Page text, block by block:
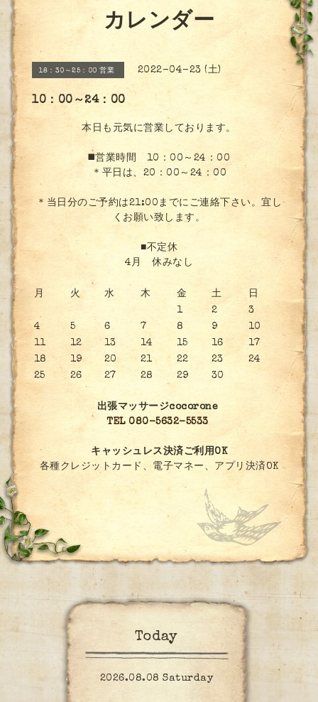
カレンダー
18：30～25：00 営業 2022-04-23 (土)
10：00～24：00
本日も元気に営業しております。
◼️営業時間 10：00～24：00
＊平日は、20：00～24：00
＊当日分のご予約は21:00までにご連絡下さい。宜し
くお願い致します。
■不定休
4月 休みなし
月 火 水 木 金 土
日
1
2
3
4
5 6 7 8 9
10
11
12 13 14 15 16
17
18
19 20 21 22 23
24
25
26 27 28 29 30
出張マッサージcocorone
TEL 080-5632-5533
キャッシュレス決済ご利用OK
各種クレジットカード、電子マネー、アプリ決済OK
Today
2026.08.08 Saturday